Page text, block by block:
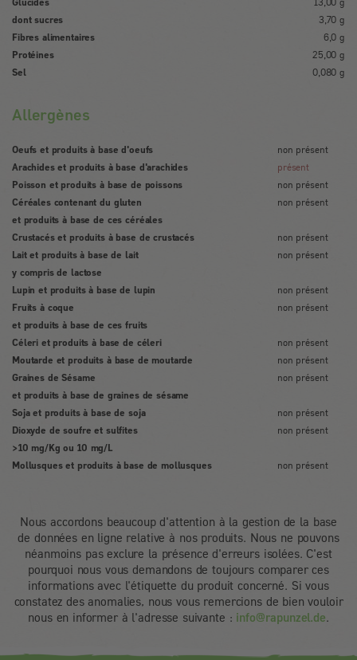
dont sucres
3,70 g
Fibres alimentaires
6,0 g
Protéines
25,00 g
Sel
0,080 g
Allergènes
Oeufs et produits à base d'oeufs
non présent
Arachides et produits à base d'arachides
présent
Poisson et produits à base de poissons
non présent
Céréales contenant du gluten
et produits à base de ces céréales
non présent
Crustacés et produits à base de crustacés
non présent
Lait et produits à base de lait
y compris de lactose
non présent
Lupin et produits à base de lupin
non présent
Fruits à coque
et produits à base de ces fruits
non présent
Céleri et produits à base de céleri
non présent
Moutarde et produits à base de moutarde
non présent
Graines de Sésame
et produits à base de graines de sésame
non présent
Soja et produits à base de soja
non présent
Dioxyde de soufre et sulfites
>10 mg/Kg ou 10 mg/L
non présent
Mollusques et produits à base de mollusques non présent
Nous accordons beaucoup d'attention à la gestion de la base
de données en ligne relative à nos produits. Nous ne pouvons
néanmoins pas exclure la présence d'erreurs isolées. C'est
pourquoi nous vous demandons de toujours comparer ces
informations avec l'étiquette du produit concerné. Si vous
constatez des anomalies, nous vous remercions de bien vouloir
nous en informer à l'adresse suivante : info@rapunzel.de.